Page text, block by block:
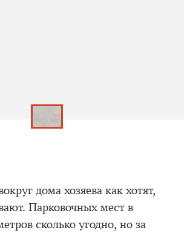
дома хозяева как хотят,
Парковочных мест в
сколько угодно, но за